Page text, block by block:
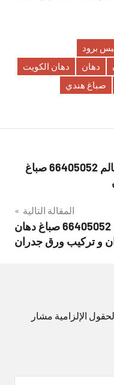
برود
دهان
دهان الكويت
صباغ هندي
صباغ هندي ضاحية علي صباح السالم 66405052 صباغ
المقالة التالية
صباغ هندي غرب عبدالله مبارك 66405052 صباغ دهان
و تركيب ورق جدران
الإلزامية مشار